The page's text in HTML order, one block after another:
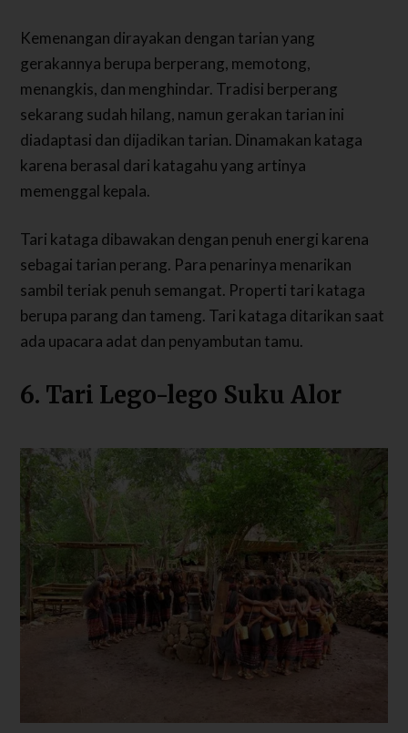
Kemenangan dirayakan dengan tarian yang
gerakannya berupa berperang, memotong,
menangkis, dan menghindar. Tradisi berperang
sekarang sudah hilang, namun gerakan tarian ini
diadaptasi dan dijadikan tarian. Dinamakan kataga
karena berasal dari katagahu yang artinya
memenggal kepala.
Tari kataga dibawakan dengan penuh energi karena
sebagai tarian perang. Para penarinya menarikan
sambil teriak penuh semangat. Properti tari kataga
berupa parang dan tameng. Tari kataga ditarikan saat
ada upacara adat dan penyambutan tamu.
6. Tari Lego-lego Suku Alor